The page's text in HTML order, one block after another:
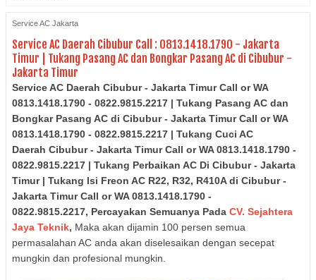
Service AC Jakarta
Service AC Daerah Cibubur Call : 0813.1418.1790 - Jakarta
Timur | Tukang Pasang AC dan Bongkar Pasang AC di Cibubur -
Jakarta Timur
Service AC Daerah Cibubur - Jakarta Timur Call or WA
0813.1418.1790 - 0822.9815.2217 | Tukang Pasang AC dan
Bongkar Pasang AC di Cibubur - Jakarta Timur Call or WA
0813.1418.1790 - 0822.9815.2217 | Tukang Cuci AC
Daerah Cibubur - Jakarta Timur Call or WA 0813.1418.1790 -
0822.9815.2217 | Tukang Perbaikan AC Di Cibubur - Jakarta
Timur | Tukang Isi Freon AC R22, R32, R410A di Cibubur -
Jakarta Timur Call or WA 0813.1418.1790 -
0822.9815.2217, Percayakan Semuanya Pada CV. Sejahtera
Jaya Teknik, Maka akan dijamin 100 persen semua
permasalahan AC anda akan diselesaikan dengan secepat
mungkin dan profesional mungkin.